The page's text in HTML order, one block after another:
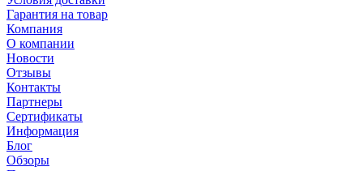
Гарантия на товар
Компания
О компании
Новости
Отзывы
Контакты
Партнеры
Сертификаты
Информация
Блог
Обзоры